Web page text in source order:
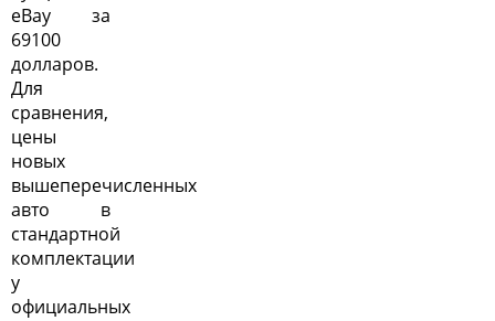
eBay за
69100
долларов.
Для
сравнения,
цены
новых
вышеперечисленных
авто в
стандартной
комплектации
у
официальных